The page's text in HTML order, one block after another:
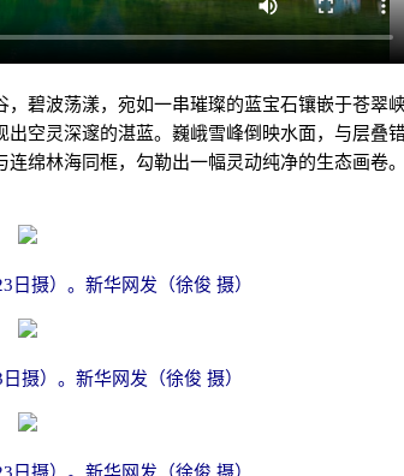
碧波荡漾，宛如一串璀璨的蓝宝石镶嵌于苍翠
空灵深邃的湛蓝。巍峨雪峰倒映水面，与层叠
绵林海同框，勾勒出一幅灵动纯净的生态画卷。
日摄）。新华网发（徐俊 摄）
摄）。新华网发（徐俊 摄）